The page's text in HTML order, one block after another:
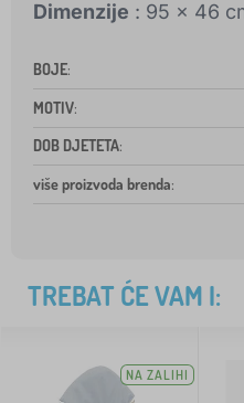
Dimenzije : 95 x 46
BOJE:
MOTIV:
DOB DJETETA:
više proizvoda brenda:
TREBAT ĆE VAM I:
NA ZALIHI